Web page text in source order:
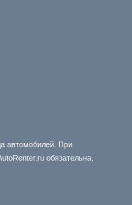
автомобилей. При
обязательна.